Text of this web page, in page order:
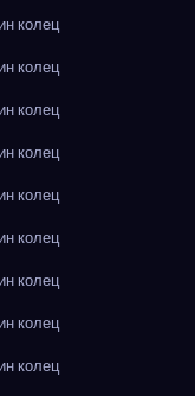
колец
колец
колец
колец
колец
колец
колец
колец
колец